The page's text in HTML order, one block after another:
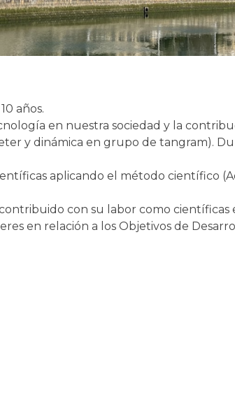
años.
en nuestra sociedad y la
y dinámica en grupo de tangram).
aplicando el método científico
con su labor como científicas
en relación a los Objetivos de